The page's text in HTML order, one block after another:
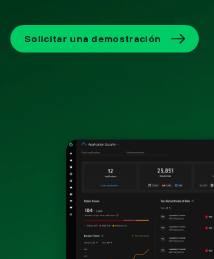
Solicitar una demostración